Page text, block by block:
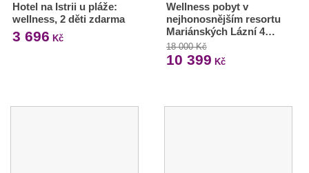
Hotel na Istrii u pláže:
wellness, 2 děti zdarma
3 696 Kč
Wellness pobyt v
nejhonosnějším resortu
Mariánských Lázní 4…
18 000 Kč
10 399 Kč